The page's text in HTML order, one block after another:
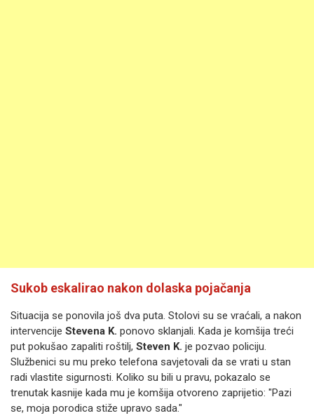
Sukob eskalirao nakon dolaska pojačanja
Situacija se ponovila još dva puta. Stolovi su se vraćali, a nakon
intervencije Stevena K. ponovo sklanjali. Kada je komšija treći
put pokušao zapaliti roštilj, Steven K. je pozvao policiju.
Službenici su mu preko telefona savjetovali da se vrati u stan
radi vlastite sigurnosti. Koliko su bili u pravu, pokazalo se
trenutak kasnije kada mu je komšija otvoreno zaprijetio: "Pazi
se, moja porodica stiže upravo sada."